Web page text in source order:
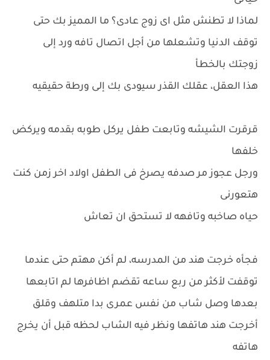
لماذا لا تطنش مثل اى زوج عادى؟ ما المميز بك حتى
توقف الدنيا وتشعلها من أجل اتصال تافه ورد إلى
زوجتك بالخطأ
هذا العقل، عقلك القذر سيودى بك إلى ورطة حقيقيه
قرقرت الشيشه وتابعت طفل يركل طوبه بقدمه ويركض
خلفها
ورجل عجوز مر صدفه يصرخ فى الطفل اولاد اخر زمن كنت
هتعورنى
حياه صاخبه وتافهه لا تستحق ان تعاش
فجأه خرجت هند من المدرسه، لم أكن مهتم حتى عندما
توقفت لأكثر من ربع ساعه تقضم اظافرها لم اتابعها
بعدها وصل شاب من نفس عمرى بدا متلهف وقلق
أخرجت هند هاتفها ونظر فيه الشاب لحظه قبل أن يخرج
هاتفه